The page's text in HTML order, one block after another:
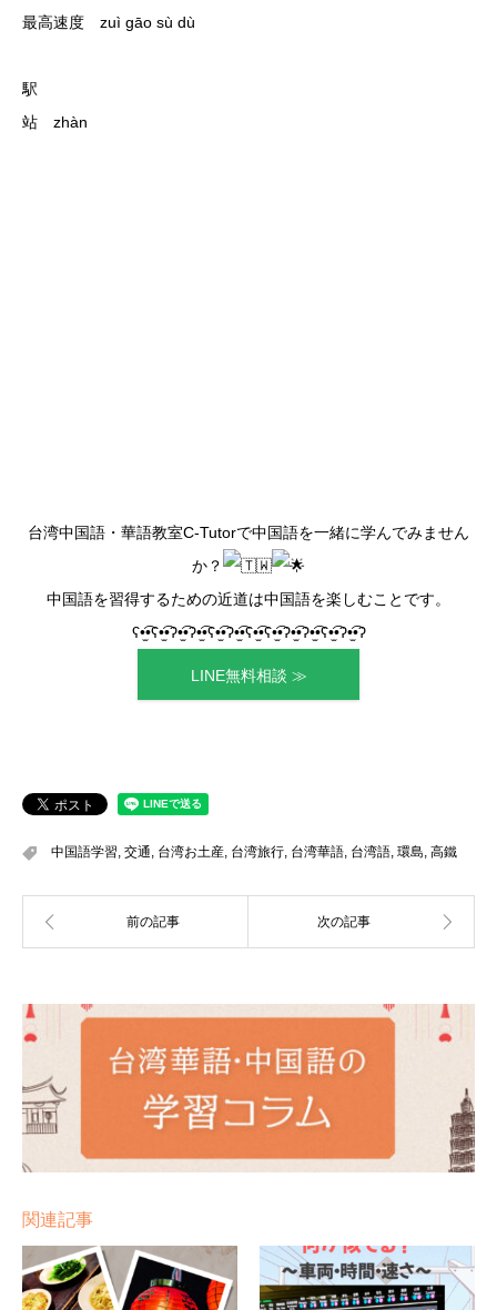
最高速度 zuì gāo sù dù
駅
站 zhàn
台湾中国語・華語教室C-Tutorで中国語を一緒に学んでみません
か？
中国語を習得するための近道は中国語を楽しむことです。
ʕ•̫͡•ʕ•̫͡•ʔ•̫͡•ʔ•̫͡•ʕ•̫͡•ʔ•̫͡•ʕ•̫͡•ʕ•̫͡•ʔ•̫͡•ʔ•̫͡•ʕ•̫͡•ʔ•̫͡•ʔ
LINE無料相談 ≫
中国語学習, 交通, 台湾お土産, 台湾旅行, 台湾華語, 台湾語, 環島, 高鐵
関連記事